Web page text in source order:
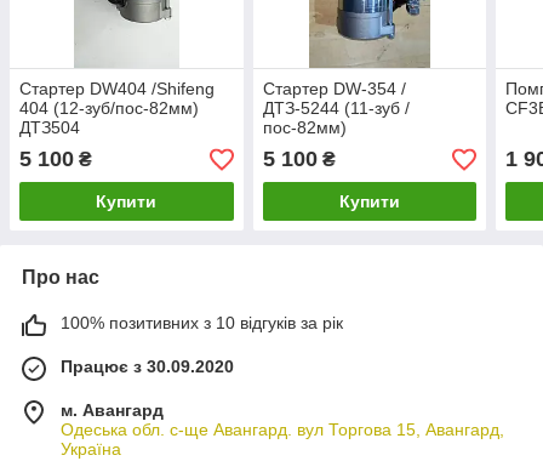
Стартер DW404 /Shifeng
404 (12-зуб/пос-82мм)
ДТЗ504
5 100 ₴
Купити
Стартер DW-354 /
ДТЗ-5244 (11-зуб /
пос-82мм)
5 100₴
Купити
1
Про нас
100% позитивних з 10 відгуків за рік
Працює з 30.09.2020
м. Авангард
Одеська обл. с-ще Авангард. вул Торгова 15, Авангард,
Україна